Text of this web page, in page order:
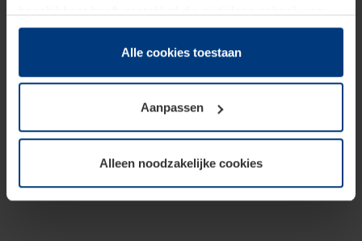
hun diensten hebben verzameld.
Juridisch hebben wij het recht om cookies op uw
van deze pagina's absoluut vereist is. Voor alle andere
soorten cookies is uw toestemming benodigd. Uw
toestemming kunt u op elk moment bij de uitleg van de
wijzigen of herroepen.
Alle cookies toestaan
Aanpassen
Alleen noodzakelijke cookies